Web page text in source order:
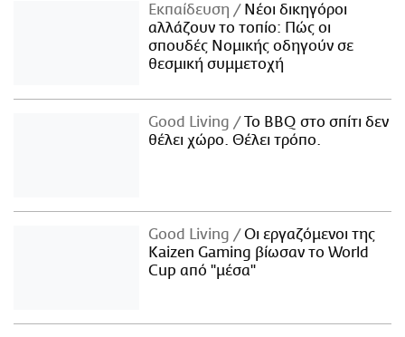
Εκπαίδευση
Νέοι δικηγόροι
αλλάζουν το τοπίο: Πώς οι
σπουδές Νομικής οδηγούν σε
θεσμική συμμετοχή
Good Living
Το BBQ στο σπίτι δεν
θέλει χώρο. Θέλει τρόπο.
Good Living
Οι εργαζόμενοι της
Kaizen Gaming βίωσαν το World
Cup από "μέσα"